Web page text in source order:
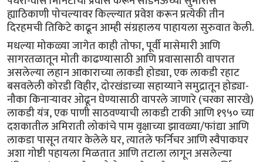
ह्याठिकाणी पोचल्यावर किल्ल्यात प्रवेश करून प्रत्येकी तीन
दिरहमची तिकिटे काढून आम्ही संग्रहालय पाहायला सुरुवात केली.
मधल्या मोकळ्या जागेत काही तोफा, पूर्वी मासेमारी आणि
सागरतळातून मोती काढण्यासाठी आणि प्रवासासाठी वापरात
असलेल्या लहान आकाराच्या लाकडी होड्या, एक लाकडी रहाट
बसवलेली कोरडी विहीर, दोरखंडाच्या सहाय्याने समुद्रातून होड्या-
नौका किनाऱ्यावर ओढून घेण्यासाठी वापरले जाणारे (चरका सारखे)
लाकडी यंत्र, एक पाणी साठवण्याची लाकडी टाकी आणि १९५० च्या
दशकातील अमिराती लोकांचे पाम वृक्षाच्या झावळ्या/फांद्या आणि
लाकडा पासून तयार केलेले घर, त्यातले फर्निचर आणि स्वैपाकघर
अशा गोष्टी पहायला मिळतात आणि तटाला लागून असलेल्या